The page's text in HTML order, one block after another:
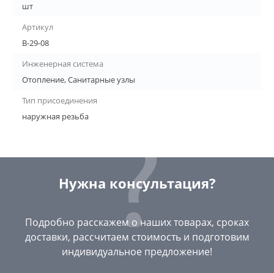
шт
Артикул
В-29-08
Инженерная система
Отопление, Санитарные узлы
Тип присоединения
наружная резьба
Нужна консультация?
Подробно расскажем о наших товарах, сроках
доставки, рассчитаем стоимость и подготовим
индивидуальное предложение!